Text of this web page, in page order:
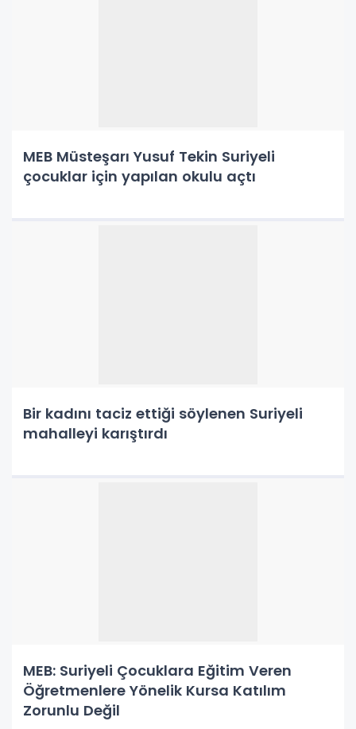
MEB Müsteşarı Yusuf Tekin Suriyeli
çocuklar için yapılan okulu açtı
Bir kadını taciz ettiği söylenen Suriyeli
mahalleyi karıştırdı
MEB: Suriyeli Çocuklara Eğitim Veren
Öğretmenlere Yönelik Kursa Katılım
Zorunlu Değil